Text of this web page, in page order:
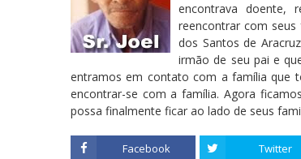
encontrava doente,
reencontrar com seus
dos Santos de
irmão de seu pai e
entramos em contato com a família que
encontrar-se com a família. Agora
possa finalmente ficar ao lado de seus
Facebook Twitter